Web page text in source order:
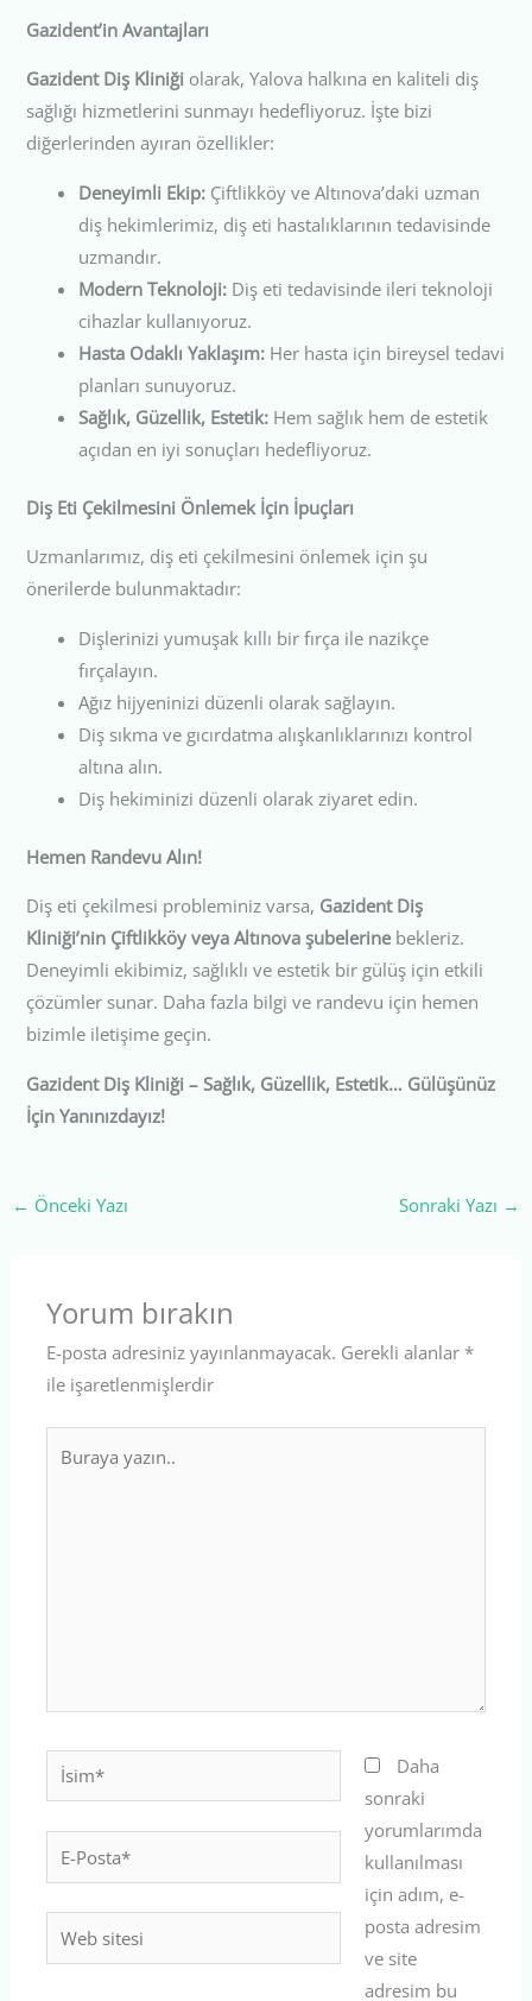
Gazident’in Avantajları
Gazident Diş Kliniği olarak, Yalova halkına en kaliteli diş
sağlığı hizmetlerini sunmayı hedefliyoruz. İşte bizi
diğerlerinden ayıran özellikler:
Deneyimli Ekip: Çiftlikköy ve Altınova’daki uzman
diş hekimlerimiz, diş eti hastalıklarının tedavisinde
uzmandır.
Modern Teknoloji: Diş eti tedavisinde ileri teknoloji
cihazlar kullanıyoruz.
Hasta Odaklı Yaklaşım: Her hasta için bireysel tedavi
planları sunuyoruz.
Sağlık, Güzellik, Estetik: Hem sağlık hem de estetik
açıdan en iyi sonuçları hedefliyoruz.
Diş Eti Çekilmesini Önlemek İçin İpuçları
Uzmanlarımız, diş eti çekilmesini önlemek için şu
önerilerde bulunmaktadır:
Dişlerinizi yumuşak kıllı bir fırça ile nazikçe
fırçalayın.
Ağız hijyeninizi düzenli olarak sağlayın.
Diş sıkma ve gıcırdatma alışkanlıklarınızı kontrol
altına alın.
Diş hekiminizi düzenli olarak ziyaret edin.
Hemen Randevu Alın!
Diş eti çekilmesi probleminiz varsa, Gazident Diş
Kliniği’nin Çiftlikköy veya Altınova şubelerinebekleriz.
Deneyimli ekibimiz, sağlıklı ve estetik bir gülüş için etkili
çözümler sunar. Daha fazla bilgi ve randevu için hemen
bizimle iletişime geçin.
Gazident Diş Kliniği – Sağlık, Güzellik, Estetik… Gülüşünüz
İçin Yanınızdayız!
← Önceki Yazı Sonraki Yazı →
Yorum bırakın
E-posta adresiniz yayınlanmayacak. Gerekli alanlar *
ile işaretlenmişlerdir
İsim*
Posta*
Web
sitesi
Daha
sonraki
yorumlarımda
kullanılması
için adım, e-
posta adresim
ve site
adresim bu